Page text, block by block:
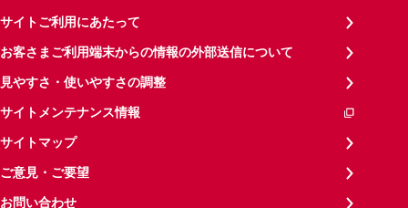
サイトご利用にあたって
お客さまご利用端末からの情報の外部送信について
見やすさ・使いやすさの調整
サイトメンテナンス情報
サイトマップ
ご意見・ご要望
お問い合わせ